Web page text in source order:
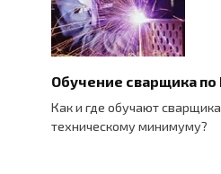
Обучение сварщика по
Как и где обучают
техническому минимуму?